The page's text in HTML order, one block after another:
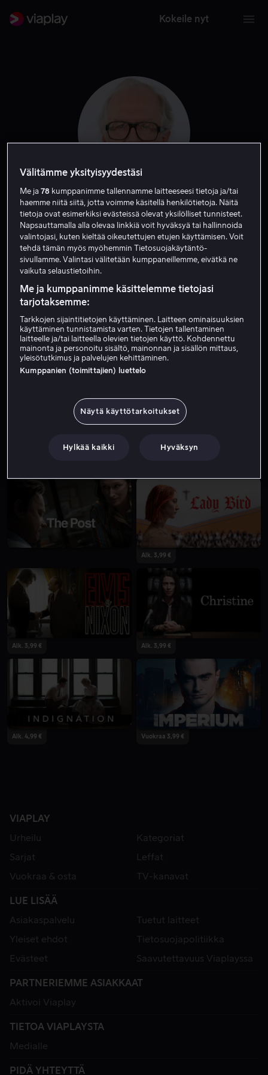
Kokeile nyt
Tracy Letts
Ääni Näyttelijä Vieras
Alk. 3,99 € Alk. 3,99 €
Alk. 3,99 €
Alk. 3,99 € Alk. 3,99 €
Alk. 4,99 € Vuokraa 3,99 €
VIAPLAY
Urheilu
Kategoriat
Sarjat
Leffat
Vuokraa & osta
TV-kanavat
LUE LISÄÄ
Asiakaspalvelu
Tuetut laitteet
Yleiset ehdot
Tietosuojapolitiikka
Evästeet
Saavutettavuus Viaplayssa
PARTNERIEMME ASIAKKAAT
Aktivoi Viaplay
TIETOA VIAPLAYSTA
Medialle
PIDÄ YHTEYTTÄ
Välitämme yksityisyydestäsi
Me ja78 kumppanimme tallennamme laitteeseesi tietoja ja/tai
haemme niitä siitä, jotta voimme käsitellä henkilötietoja. Näitä
tietoja ovat esimerkiksi evästeissä olevat yksilölliset tunnisteet.
Napsauttamalla alla olevaa linkkiä voit hyväksyä tai hallinnoida
valintojasi, kuten kieltää oikeutettujen etujen käyttämisen. Voit
tehdä tämän myös myöhemmin Tietosuojakäytäntö-
sivullamme. Valintasi välitetään kumppaneillemme, eivätkä ne
vaikuta selaustietoihin.
Me ja kumppanimme käsittelemme tietojasi
tarjotaksemme:
Tarkkojen sijaintitietojen käyttäminen. Laitteen ominaisuuksien
käyttäminen tunnistamista varten. Tietojen tallentaminen
laitteelle ja/tai laitteella olevien tietojen käyttö. Kohdennettu
mainonta ja personoitu sisältö, mainonnan ja sisällön mittaus,
yleisötutkimus ja palvelujen kehittäminen.
Kumppanien (toimittajien) luettelo
Näytä käyttötarkoitukset
Hylkää kaikki Hyväksyn